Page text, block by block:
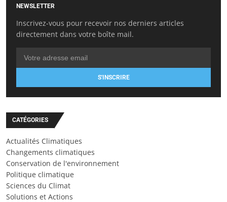
NEWSLETTER
Inscrivez-vous pour recevoir nos derniers articles
directement dans votre boîte mail.
S'INSCRIRE
CATÉGORIES
Actualités Climatiques
Changements climatiques
Conservation de l'environnement
Politique climatique
Sciences du Climat
Solutions et Actions